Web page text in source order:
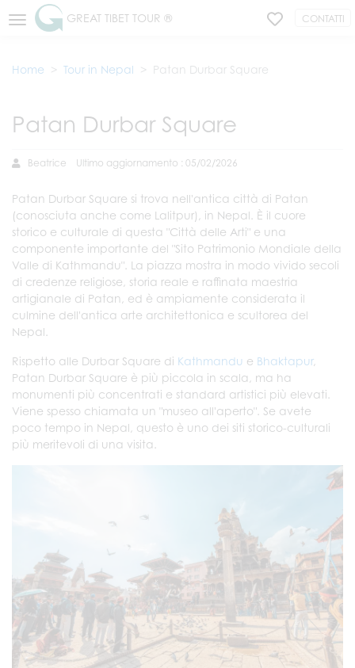
GREAT TIBET TOUR ® CONTATTI
Home Tour in Nepal Patan Durbar Square
Patan Durbar Square
Beatrice Ultimo aggiornamento : 05/02/2026
Patan Durbar Square si trova nell'antica città di Patan
(conosciuta anche come Lalitpur), in Nepal. È il cuore
storico e culturale di questa "Città delle Arti" e una
componente importante del "Sito Patrimonio Mondiale della
Valle di Kathmandu". La piazza mostra in modo vivido secoli
di credenze religiose, storia reale e raffinata maestria
artigianale di Patan, ed è ampiamente considerata il
culmine dell'antica arte architettonica e scultorea del
Nepal.
Rispetto alle Durbar Square di Kathmandu e Bhaktapur,
Patan Durbar Square è più piccola in scala, ma ha
monumenti più concentrati e standard artistici più elevati.
Viene spesso chiamata un "museo all'aperto". Se avete
poco tempo in Nepal, questo è uno dei siti storico-culturali
più meritevoli di una visita.